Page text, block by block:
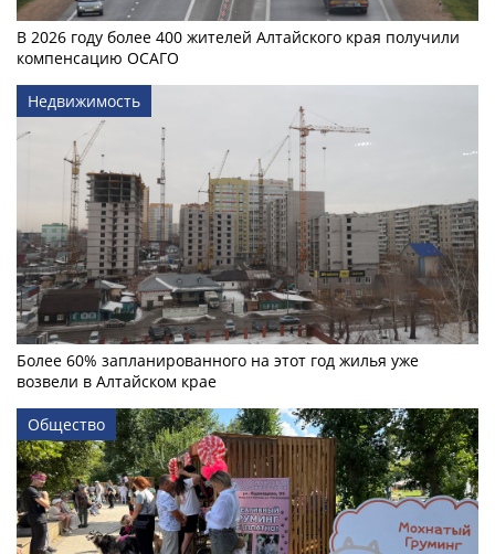
В 2026 году более 400 жителей Алтайского края получили
компенсацию ОСАГО
Недвижимость
Более 60% запланированного на этот год жилья уже
возвели в Алтайском крае
Общество